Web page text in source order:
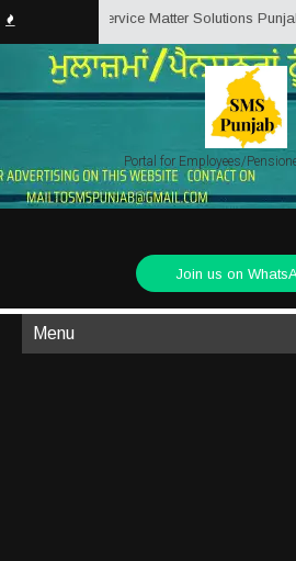
(Service Matter Solutions Punjab)
Portal for Employees/
Join us on
Menu